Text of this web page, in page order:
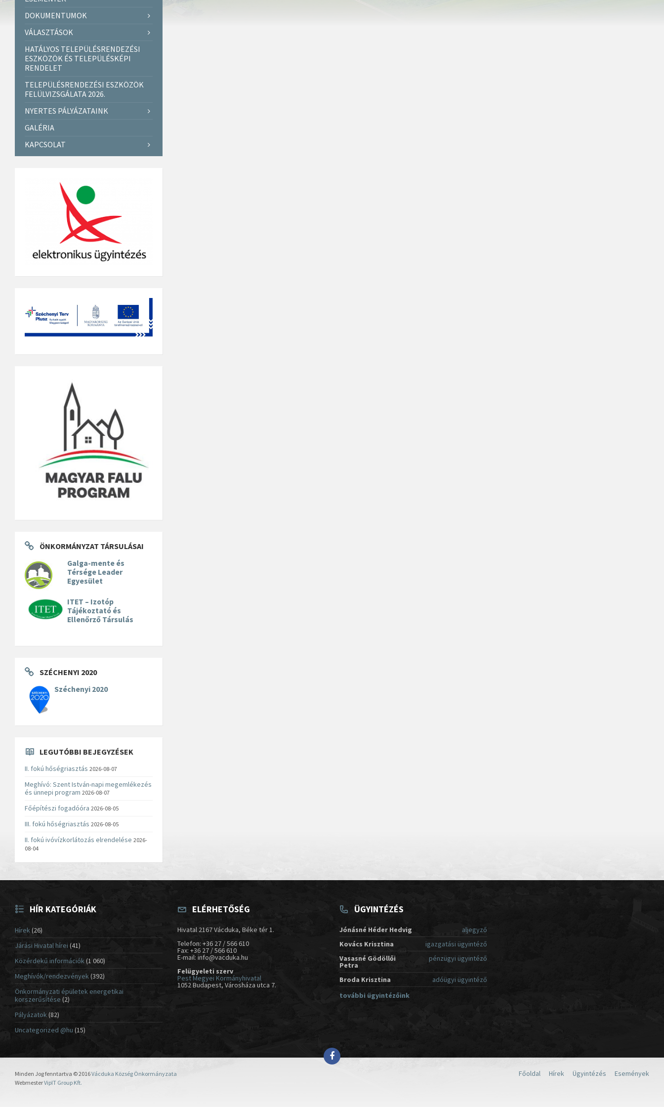
DOKUMENTUMOK
VÁLASZTÁSOK
HATÁLYOS TELEPÜLÉSRENDEZÉSI
ESZKÖZÖK ÉS TELEPÜLÉSKÉPI
RENDELET
TELEPÜLÉSRENDEZÉSI ESZKÖZÖK
FELÜLVIZSGÁLATA 2026.
NYERTES PÁLYÁZATAINK
GALÉRIA
KAPCSOLAT
ÖNKORMÁNYZAT TÁRSULÁSAI
Galga-mente és
Térsége Leader
Egyesület
ITET – Izotóp
Tájékoztató és
Ellenőrző Társulás
SZÉCHENYI 2020
Széchenyi 2020
LEGUTÓBBI BEJEGYZÉSEK
II. fokú hőségriasztás 2026-08-07
Meghívó: Szent István-napi megemlékezés
és ünnepi program 2026-08-07
Főépítészi fogadóóra 2026-08-05
III. fokú hőségriasztás 2026-08-05
II. fokú ivóvízkorlátozás elrendelése 2026-
08-04
HÍR KATEGÓRIÁK
Hírek (26)
Járási Hivatal hírei (41)
Közérdekű információk(1 060)
Meghívók/rendezvények(392)
Önkormányzati épületek energetikai
korszerűsítése (2)
Pályázatok(82)
Uncategorized @hu (15)
ELÉRHETŐSÉG
Hivatal 2167 Vácduka, Béke tér 1.
Telefon: +36 27 / 566 610
Fax: +36 27 / 566 610
E-mail: info@vacduka.hu
Felügyeleti szerv
Pest Megyei Kormányhivatal
1052 Budapest, Városháza utca 7.
ÜGYINTÉZÉS
Jónásné Héder Hedvig
aljegyző
Kovács Krisztina
igazgatási ügyintéző
Vasasné Gödöllői
Petra
pénzügyi ügyintéző
Broda Krisztina
adóügyi ügyintéző
további ügyintézőink
Főoldal Hírek Ügyintézés Események
Minden Jog fenntartva © 2016Vácduka Község Önkormányzata
WebmesterVipIT Group Kft.